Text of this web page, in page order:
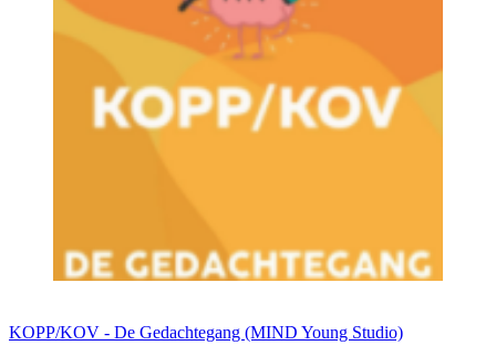
KOPP/KOV - De Gedachtegang (MIND Young Studio)